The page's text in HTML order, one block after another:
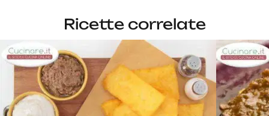
Ricette correlate